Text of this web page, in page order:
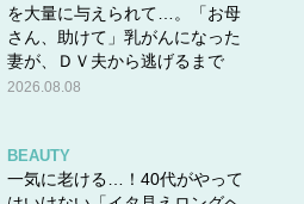
を大量に与えられて…。「お母
さん、助けて」乳がんになった
妻が、ＤＶ夫から逃げるまで
2026.08.08
BEAUTY
一気に老ける…！40代がやって